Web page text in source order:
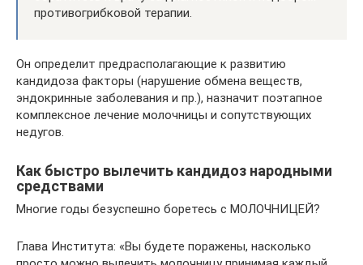
противогрибковой терапии.
Он определит предрасполагающие к развитию
кандидоза факторы (нарушение обмена веществ,
эндокринные заболевания и пр.), назначит поэтапное
комплексное лечение молочницы и сопутствующих
недугов.
Как быстро вылечить кандидоз народными
средствами
Многие годы безуспешно боретесь с МОЛОЧНИЦЕЙ?
Глава Института: «Вы будете поражены, насколько